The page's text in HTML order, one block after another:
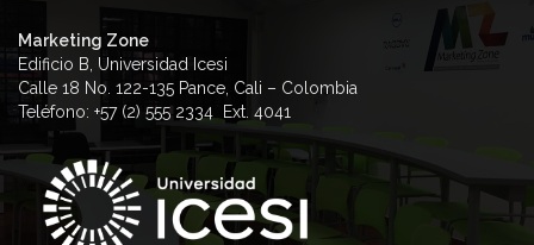
Marketing Zone
Edificio B, Universidad Icesi
Calle 18 No. 122-135 Pance, Cali – Colombia
Teléfono: +57 (2) 555 2334 Ext. 4041